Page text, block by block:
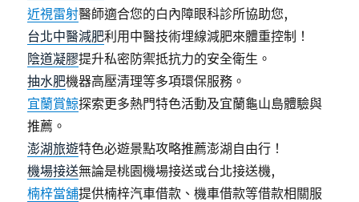
近視雷射醫師適合您的白內障眼科診所協助您,
台北中醫減肥利用中醫技術埋線減肥來體重控制！
陰道凝膠提升私密防禦抵抗力的安全衛生。
抽水肥機器高壓清理等多項環保服務。
宜蘭賞鯨探索更多熱門特色活動及宜蘭龜山島體驗與
推薦。
澎湖旅遊特色必遊景點攻略推薦澎湖自由行！
機場接送無論是桃園機場接送或台北接送機,
楠梓當舖提供楠梓汽車借款、機車借款等借款相關服